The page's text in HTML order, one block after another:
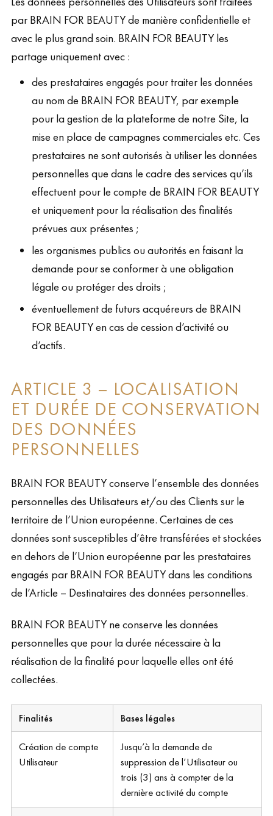
par BRAIN FOR BEAUTY de manière confidentielle et
avec le plus grand soin. BRAIN FOR BEAUTY les
partage uniquement avec :
des prestataires engagés pour traiter les données
au nom de BRAIN FOR BEAUTY, par exemple
pour la gestion de la plateforme de notre Site, la
mise en place de campagnes commerciales etc. Ces
prestataires ne sont autorisés à utiliser les données
personnelles que dans le cadre des services qu’ils
effectuent pour le compte de BRAIN FOR BEAUTY
et uniquement pour la réalisation des finalités
prévues aux présentes ;
les organismes publics ou autorités en faisant la
demande pour se conformer à une obligation
légale ou protéger des droits ;
éventuellement de futurs acquéreurs de BRAIN
FOR BEAUTY en cas de cession d’activité ou
d’actifs.
ARTICLE 3 – LOCALISATION
ET DURÉE DE CONSERVATION
DES DONNÉES
PERSONNELLES
BRAIN FOR BEAUTY conserve l’ensemble des données
personnelles des Utilisateurs et/ou des Clients sur le
territoire de l’Union européenne. Certaines de ces
données sont susceptibles d’être transférées et stockées
en dehors de l’Union européenne par les prestataires
engagés par BRAIN FOR BEAUTY dans les conditions
de l’Article – Destinataires des données personnelles.
BRAIN FOR BEAUTY ne conserve les données
personnelles que pour la durée nécessaire à la
réalisation de la finalité pour laquelle elles ont été
collectées.
Finalités Bases légales
Création de compte
Utilisateur
Jusqu’à la demande de
suppression de l’Utilisateur ou
trois (3) ans à compter de la
dernière activité du compte